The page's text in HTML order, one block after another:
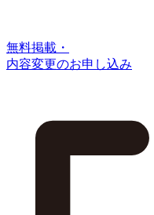
無料掲載・
内容変更のお申し込み